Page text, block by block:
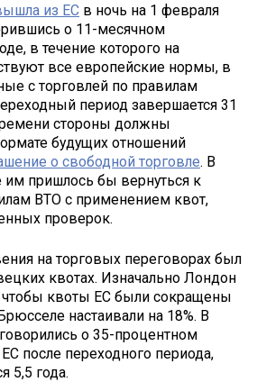
из ЕС в ночь на 1 февраля
о 11-месячном
в течение которого на
все европейские нормы, в
с торговлей по правилам
период завершается 31
стороны должны
будущих отношений
о свободной торговле. В
им пришлось бы вернуться к
ВТО с применением квот,
проверок.
на торговых переговорах был
квотах. Изначально Лондон
чтобы квоты ЕС были сокращены
настаивали на 18%. В
о 35-процентном
после переходного периода,
5,5 года.